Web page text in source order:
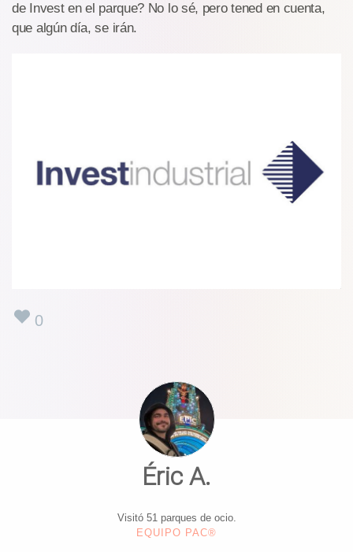
de Invest en el parque? No lo sé, pero tened en cuenta,
que algún día, se irán.
0
Éric A.
Visitó 51 parques de ocio.
EQUIPO PAC®